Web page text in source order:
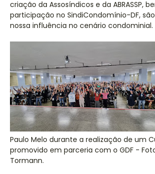
criação da Assosíndicos e da ABRASSP,
participação no SindiCondomínio-DF,
nossa influência no cenário condominial.
Paulo Melo durante a realização de um
promovido em parceria com o GDF -
Tormann.